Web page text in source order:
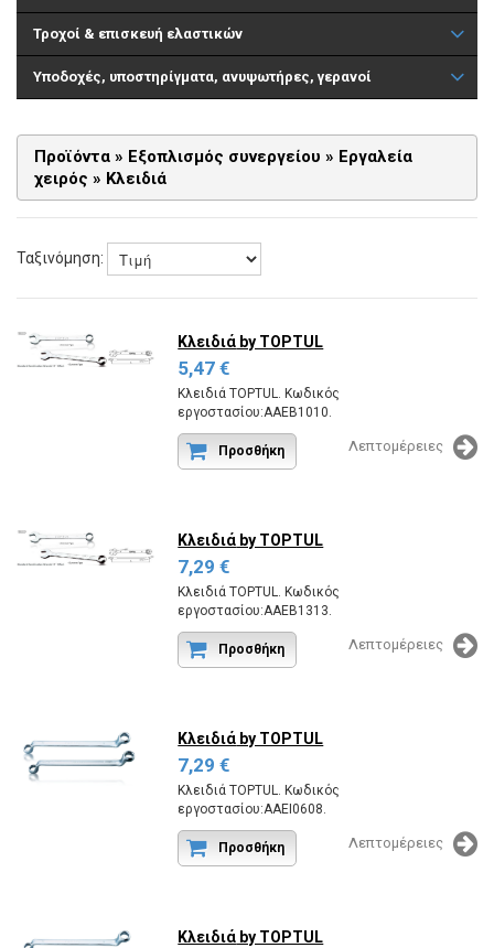
Τροχοί & επισκευή ελαστικών
Υποδοχές, υποστηρίγματα, ανυψωτήρες, γερανοί
Προϊόντα » Εξοπλισμός συνεργείου » Εργαλεία
χειρός » Κλειδιά
Ταξινόμηση:
Κλειδιά by TOPTUL
5,47 €
Κλειδιά TOPTUL. Κωδικός
εργοστασίου:AAEB1010.
Προσθήκη Λεπτομέρειες
Κλειδιά by TOPTUL
7,29 €
Κλειδιά TOPTUL. Κωδικός
εργοστασίου:AAEB1313.
Προσθήκη Λεπτομέρειες
Κλειδιά by TOPTUL
7,29 €
Κλειδιά TOPTUL. Κωδικός
εργοστασίου:AAEI0608.
Προσθήκη Λεπτομέρειες
Κλειδιά by TOPTUL